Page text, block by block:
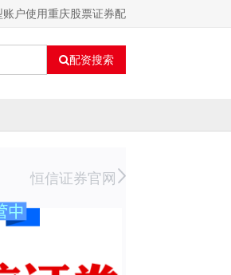
户使用重庆股票证券配
配资搜索
恒信证券官网